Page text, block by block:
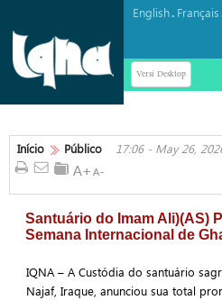
English. Français
Versi Desktop
Início Público 17:06 - May 26,
Santuário do Imam Ali)(AS)
Semana Internacional de
IQNA – A Custódia do santuário
Najaf, Iraque, anunciou sua total